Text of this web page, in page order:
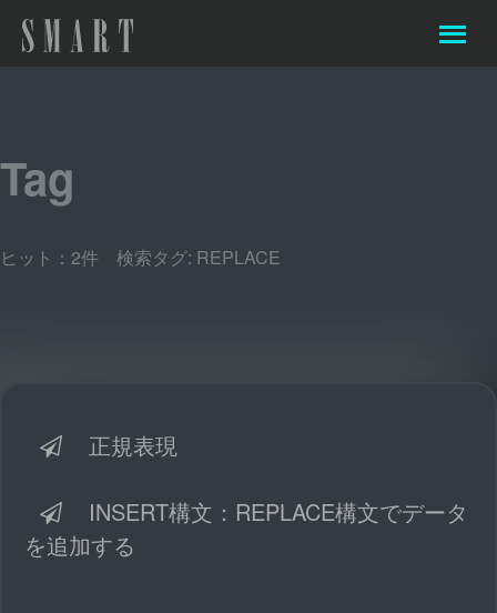
Tag
ヒット：2件 検索タグ: REPLACE
正規表現
INSERT構文：REPLACE構文でデータ
を追加する